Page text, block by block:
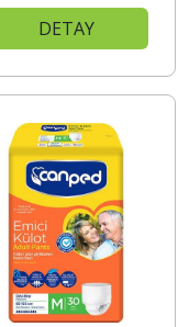
DETAY